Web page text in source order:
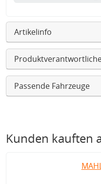
Artikelinfo
Passende Fahrzeuge
Kunden kauften